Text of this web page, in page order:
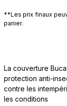
**Les prix finaux
panier.
La couverture
protection anti-
contre les
les conditions